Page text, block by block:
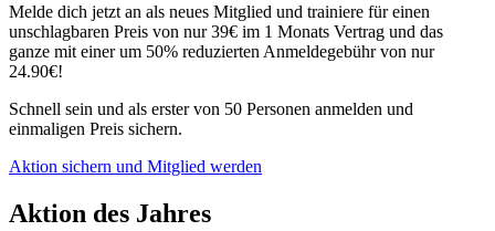
Melde dich jetzt an als neues Mitglied und trainiere für einen
unschlagbaren Preis von nur 39€ im 1 Monats Vertrag und das
ganze mit einer um 50% reduzierten Anmeldegebühr von nur
24.90€!
Schnell sein und als erster von 50 Personen anmelden und
einmaligen Preis sichern.
Aktion sichern und Mitglied werden
Aktion des Jahres